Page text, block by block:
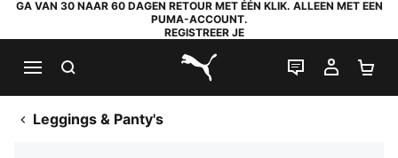
GA VAN 30 NAAR 60 DAGEN RETOUR MET ÉÉN KLIK. ALLEEN MET EEN
PUMA-ACCOUNT.
REGISTREER JE
PUMA.com
LIVE CHAT
MIJN
Leggings & Panty's